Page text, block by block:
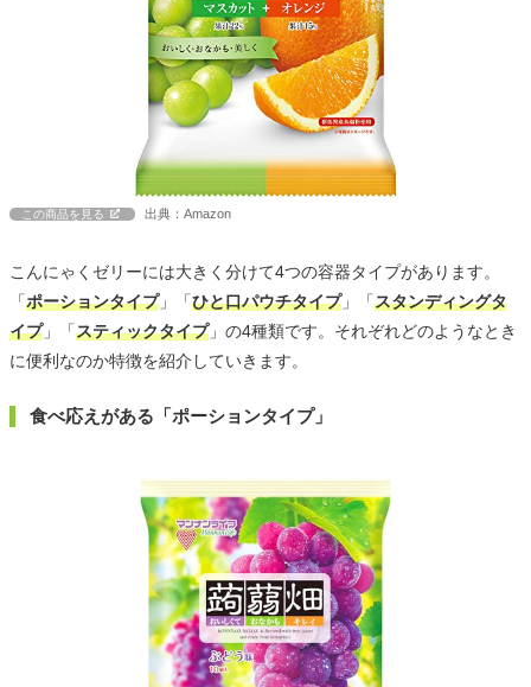
この商品を見る 出典：Amazon
こんにゃくゼリーには大きく分けて4つの容器タイプがあります。
「ポーションタイプ」「ひと口パウチタイプ」「スタンディングタ
イプ」「スティックタイプ」の4種類です。それぞれどのようなとき
に便利なのか特徴を紹介していきます。
食べ応えがある「ポーションタイプ」